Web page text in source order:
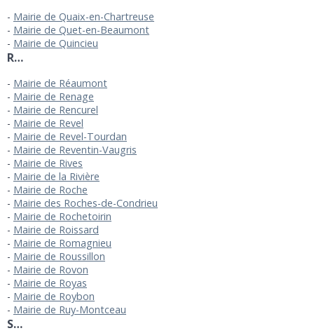
Mairie de Quaix-en-Chartreuse
Mairie de Quet-en-Beaumont
Mairie de Quincieu
R…
Mairie de Réaumont
Mairie de Renage
Mairie de Rencurel
Mairie de Revel
Mairie de Revel-Tourdan
Mairie de Reventin-Vaugris
Mairie de Rives
Mairie de la Rivière
Mairie de Roche
Mairie des Roches-de-Condrieu
Mairie de Rochetoirin
Mairie de Roissard
Mairie de Romagnieu
Mairie de Roussillon
Mairie de Rovon
Mairie de Royas
Mairie de Roybon
Mairie de Ruy-Montceau
S…